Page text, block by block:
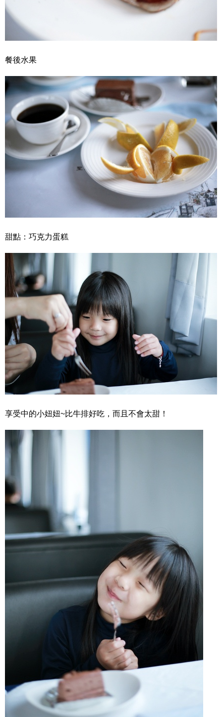
餐後水果
甜點：巧克力蛋糕
享受中的小妞妞~比牛排好吃，而且不會太甜！